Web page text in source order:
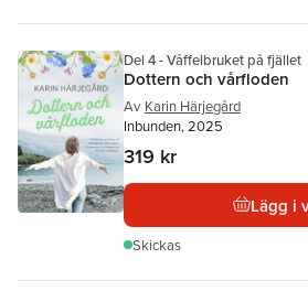
Del 4 - Våffelbruket på fjället
Dottern och vårfloden
Av Karin Härjegård
Inbunden, 2025
319 kr
Lägg i
Skickas